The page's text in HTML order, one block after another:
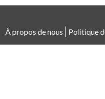
À propos de nous
Politique